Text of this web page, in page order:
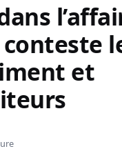
conteste
et